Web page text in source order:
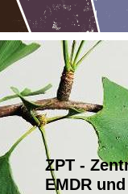
ZPT -
EMDR